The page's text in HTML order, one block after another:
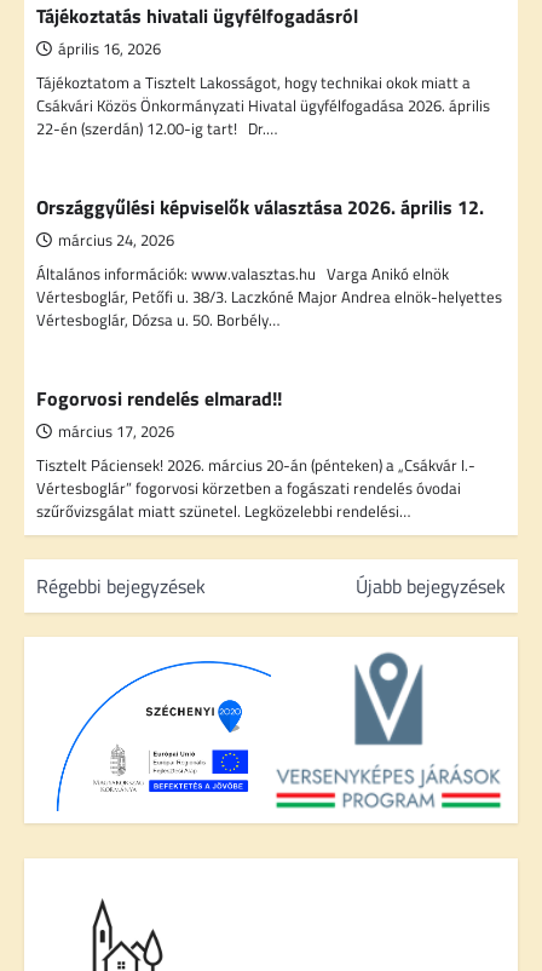
Tájékoztatás hivatali ügyfélfogadásról
április 16, 2026
Tájékoztatom a Tisztelt Lakosságot, hogy technikai okok miatt a
Csákvári Közös Önkormányzati Hivatal ügyfélfogadása 2026. április
22-én (szerdán) 12.00-ig tart! Dr.…
Országgyűlési képviselők választása 2026. április 12.
március 24, 2026
Általános információk: www.valasztas.hu Varga Anikó elnök
Vértesboglár, Petőfi u. 38/3. Laczkóné Major Andrea elnök-helyettes
Vértesboglár, Dózsa u. 50. Borbély…
Fogorvosi rendelés elmarad!!
március 17, 2026
Tisztelt Páciensek! 2026. március 20-án (pénteken) a „Csákvár I.-
Vértesboglár” fogorvosi körzetben a fogászati rendelés óvodai
szűrővizsgálat miatt szünetel. Legközelebbi rendelési…
B
e
Régebbi bejegyzések Újabb bejegyzések